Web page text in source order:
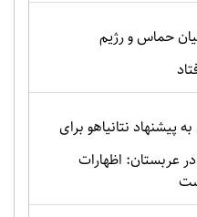
حماس و رژیم
نتانیاهو برای
عربستان: اظهارات